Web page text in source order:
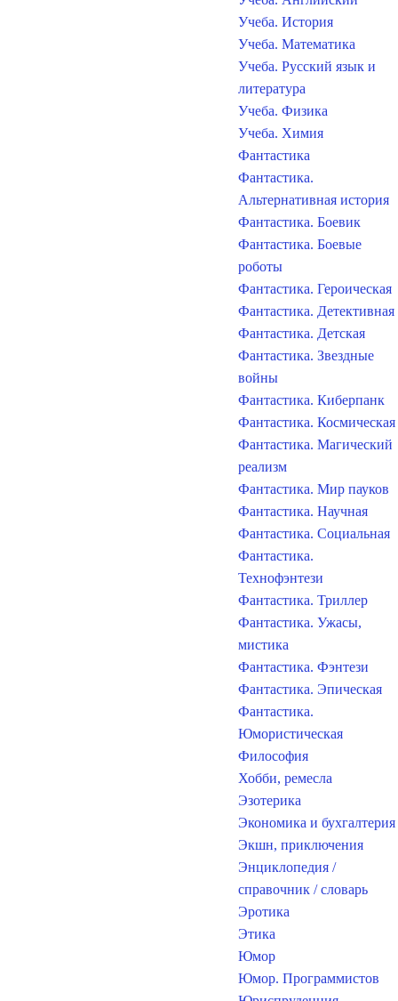
Учеба. История
Учеба. Математика
Учеба. Русский язык и
литература
Учеба. Физика
Учеба. Химия
Фантастика
Фантастика.
Альтернативная история
Фантастика. Боевик
Фантастика. Боевые
роботы
Фантастика. Героическая
Фантастика. Детективная
Фантастика. Детская
Фантастика. Звездные
войны
Фантастика. Киберпанк
Фантастика. Космическая
Фантастика. Магический
реализм
Фантастика. Мир пауков
Фантастика. Научная
Фантастика. Социальная
Фантастика.
Технофэнтези
Фантастика. Триллер
Фантастика. Ужасы,
мистика
Фантастика. Фэнтези
Фантастика. Эпическая
Фантастика.
Юмористическая
Философия
Хобби, ремесла
Эзотерика
Экономика и бухгалтерия
Экшн, приключения
Энциклопедия /
справочник / словарь
Эротика
Этика
Юмор
Юмор. Программистов